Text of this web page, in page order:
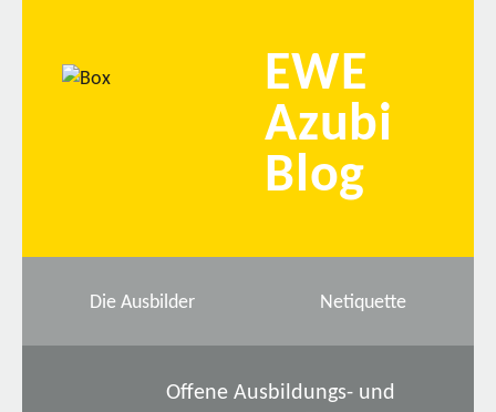
EWE
Azubi
Blog
Die Ausbilder Netiquette
Offene Ausbildungs- und